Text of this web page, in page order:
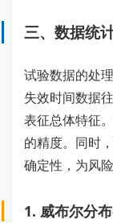
三、数据统
试验数据的处
失效时间数据
表征总体特征
的精度。同时
确定性，为风
1. 威布尔分